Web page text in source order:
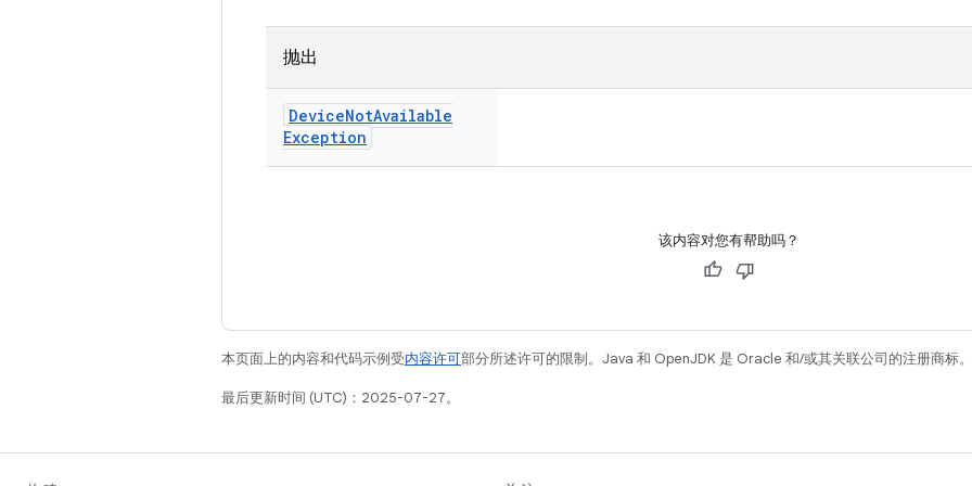
抛出
DeviceNotAvailable
Exception
该内容对您有帮助吗？
本页面上的内容和代码示例受内容许可部分所述许可的限制。Java 和 OpenJDK 是 Oracle 和/或其关联公司的注册商标。
最后更新时间 (UTC)：2025-07-27。